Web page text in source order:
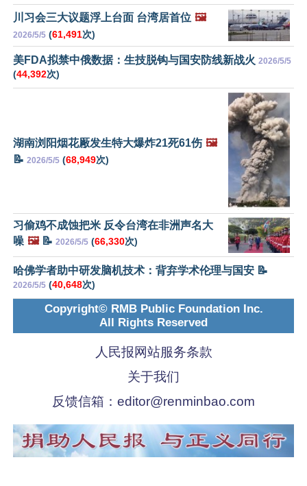
川习会三大议题浮上台面 台湾居首位 🖼️
2026/5/5 (61,491次)
美FDA拟禁中俄数据：生技脱钩与国安防线新战火 2026/5/5
(44,392次)
湖南浏阳烟花厰发生特大爆炸21死61伤 🖼️
📝 2026/5/5 (68,949次)
习偷鸡不成蚀把米 反令台湾在非洲声名大
噪 🖼️📝 2026/5/5 (66,330次)
哈佛学者助中研发脑机技术：背弃学术伦理与国安 📝
2026/5/5 (40,648次)
Copyright© RMB Public Foundation Inc.
All Rights Reserved
人民报网站服务条款
关于我们
反馈信箱： editor@renminbao.com